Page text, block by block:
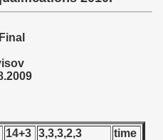
14+3 3,3,3,2,3
time